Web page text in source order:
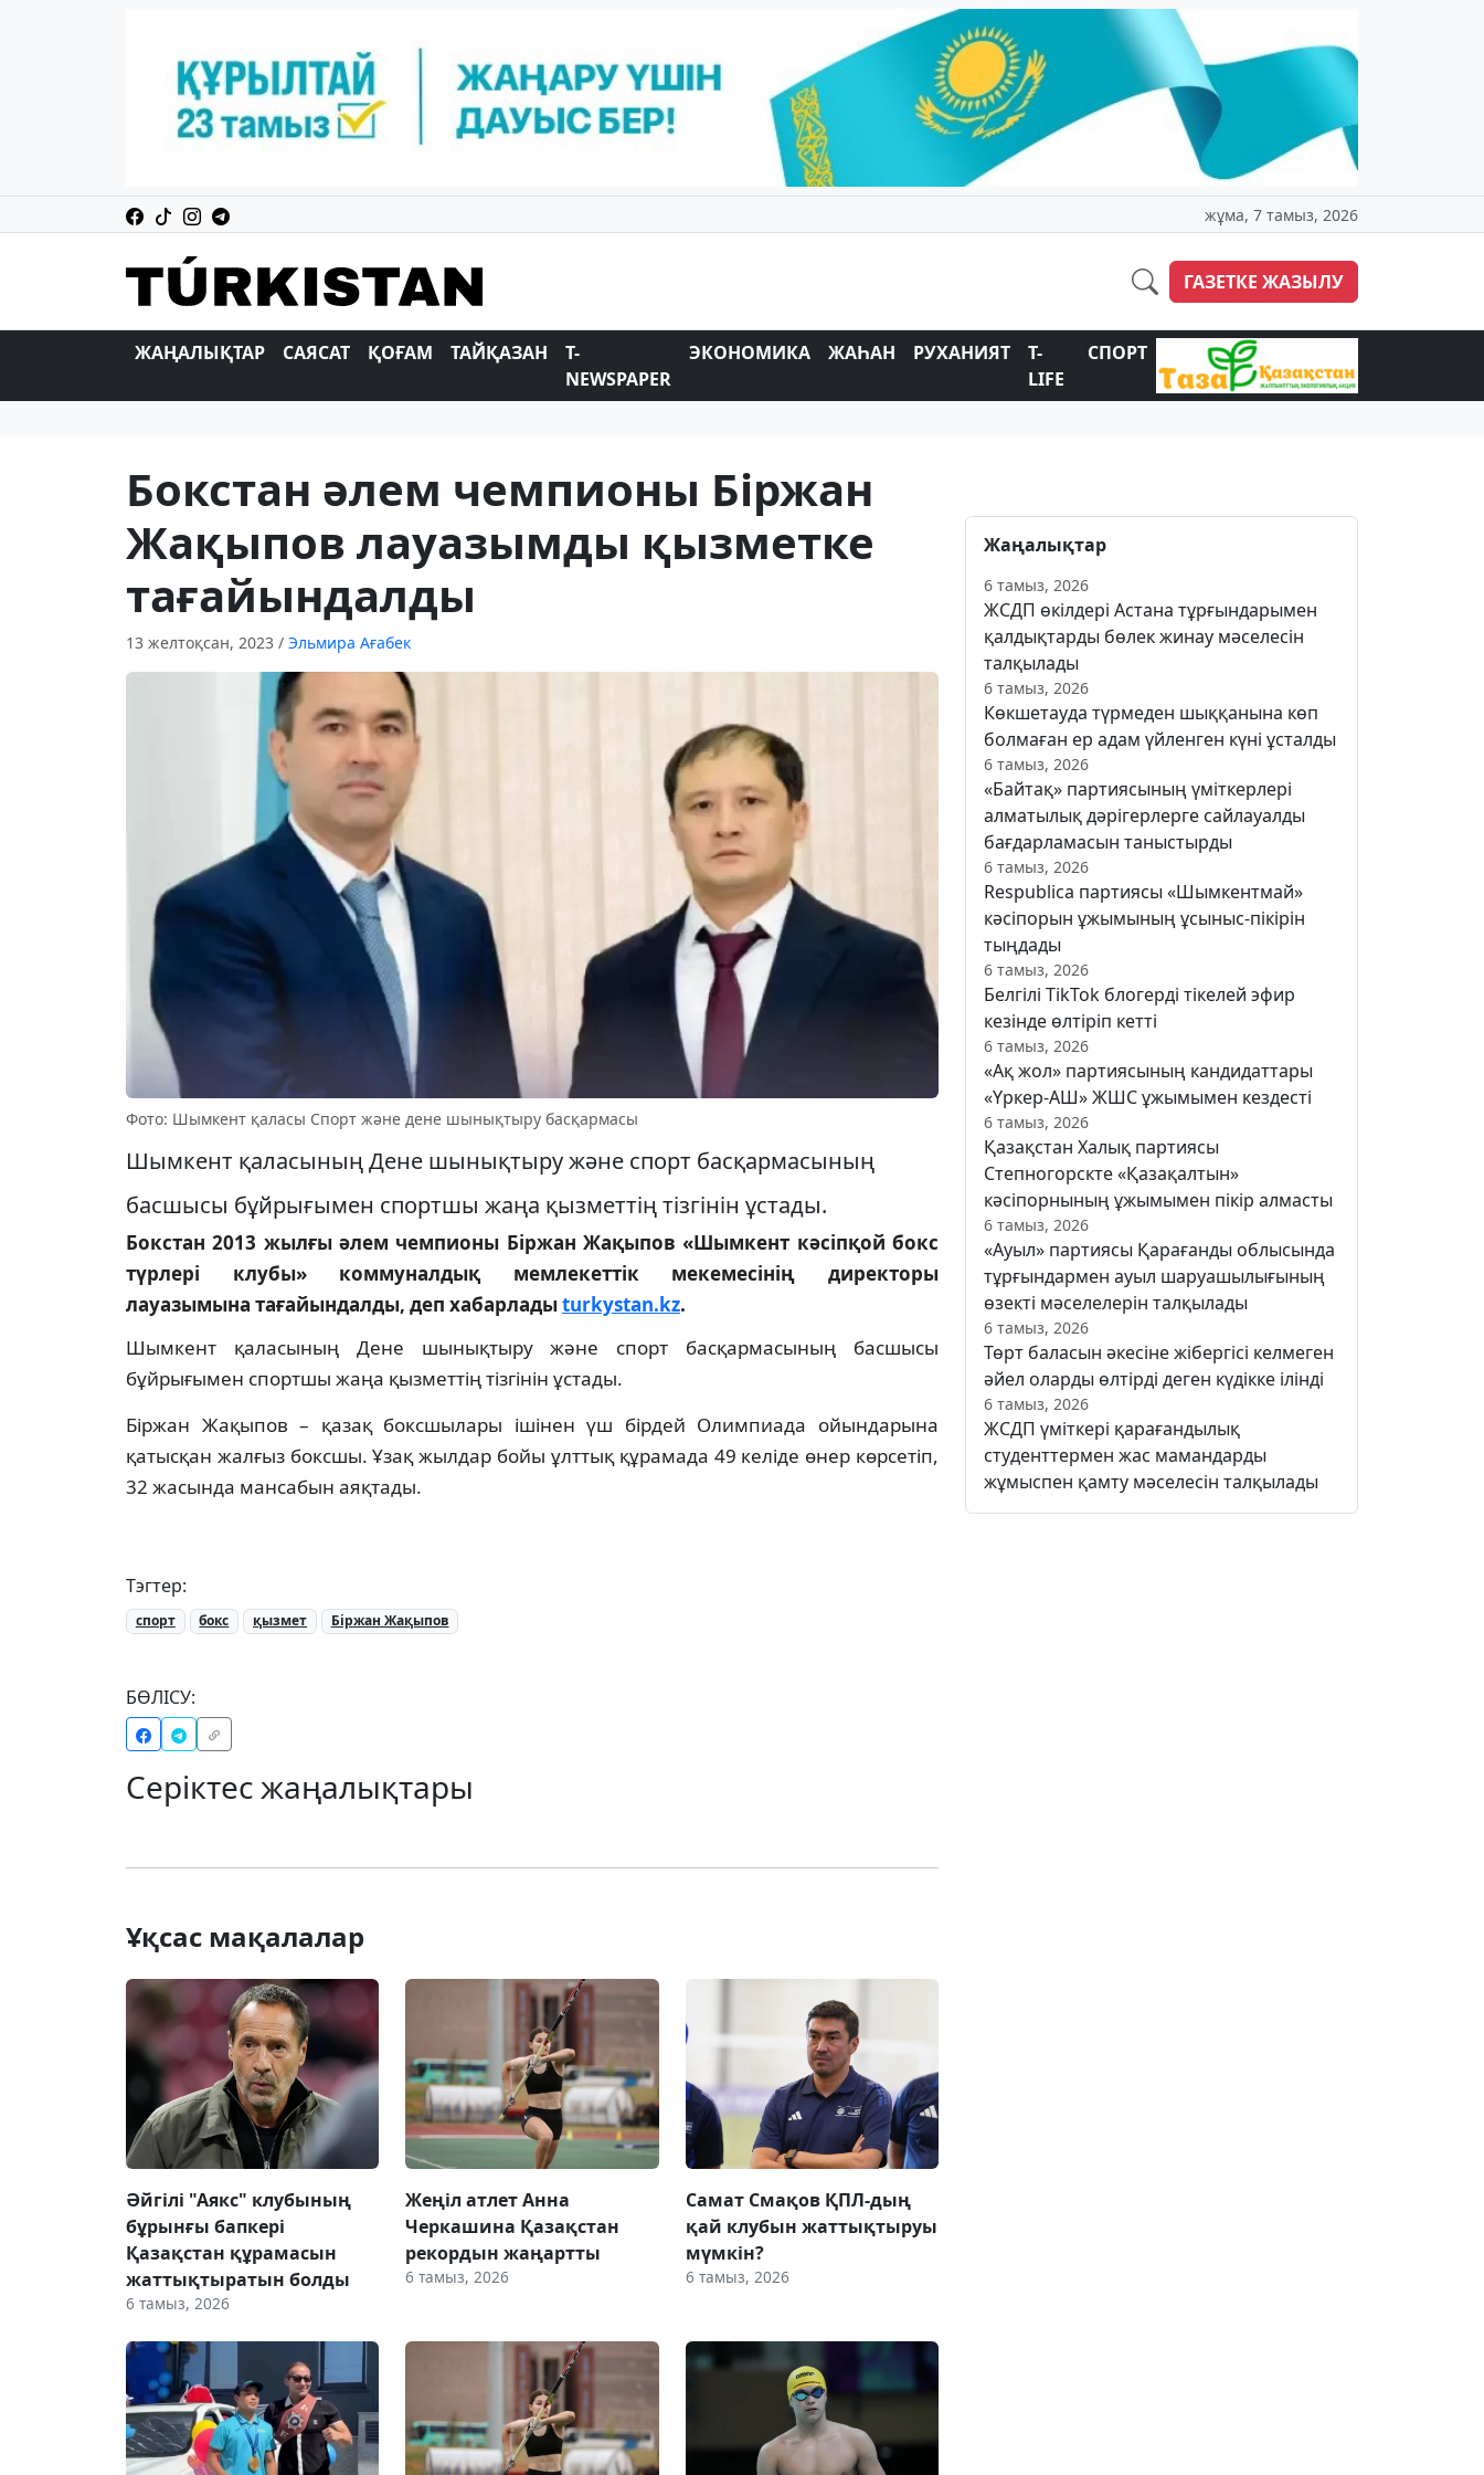
жұма, 7 тамыз, 2026
ГАЗЕТКЕ ЖАЗЫЛУ
ЖАҢАЛЫҚТАР САЯСАТ ҚОҒАМ ТАЙҚАЗАН
T-
NEWSPAPER
ЭКОНОМИКА ЖАҺАН РУХАНИЯТ
T-
LIFE
СПОРТ
Бокстан әлем чемпионы Біржан
Жақыпов лауазымды қызметке
тағайындалды
13 желтоқсан, 2023 / Эльмира Ағабек
Фото: Шымкент қаласы Спорт және дене шынықтыру басқармасы
Шымкент қаласының Дене шынықтыру және спорт басқармасының
басшысы бұйрығымен спортшы жаңа қызметтің тізгінін ұстады.
Бокстан 2013 жылғы әлем чемпионы Біржан Жақыпов «Шымкент кәсіпқой бокс
түрлері клубы» коммуналдық мемлекеттік мекемесінің директоры
лауазымына тағайындалды, деп хабарладыturkystan.kz.
Шымкент қаласының Дене шынықтыру және спорт басқармасының басшысы
бұйрығымен спортшы жаңа қызметтің тізгінін ұстады.
Біржан Жақыпов – қазақ боксшылары ішінен үш бірдей Олимпиада ойындарына
қатысқан жалғыз бокс­шы. Ұзақ жылдар бойы ұлттық құрамада 49 келіде өнер көрсетіп,
32 жасында мансабын аяқтады.
Тэгтер:
спорт бокс қызмет Біржан Жақыпов
БӨЛІСУ:
Серіктес жаңалықтары
Ұқсас мақалалар
Әйгілі "Аякс" клубының
бұрынғы бапкері
Қазақстан құрамасын
жаттықтыратын болды
6 тамыз, 2026
Жеңіл атлет Анна
Черкашина Қазақстан
рекордын жаңартты
6 тамыз, 2026
Самат Смақов ҚПЛ-дың
қай клубын жаттықтыруы
мүмкін?
6 тамыз, 2026
Жаңалықтар
6 тамыз, 2026
ЖСДП өкілдері Астана тұрғындарымен
қалдықтарды бөлек жинау мәселесін
талқылады
6 тамыз, 2026
Көкшетауда түрмеден шыққанына көп
болмаған ер адам үйленген күні ұсталды
6 тамыз, 2026
«Байтақ» партиясының үміткерлері
алматылық дәрігерлерге сайлауалды
бағдарламасын таныстырды
6 тамыз, 2026
Respublica партиясы «Шымкентмай»
кәсіпорын ұжымының ұсыныс-пікірін
тыңдады
6 тамыз, 2026
Белгілі TikTok блогерді тікелей эфир
кезінде өлтіріп кетті
6 тамыз, 2026
«Ақ жол» партиясының кандидаттары
«Үркер-АШ» ЖШС ұжымымен кездесті
6 тамыз, 2026
Қазақстан Халық партиясы
Степногорскте «Қазақалтын»
кәсіпорнының ұжымымен пікір алмасты
6 тамыз, 2026
«Ауыл» партиясы Қарағанды облысында
тұрғындармен ауыл шаруашылығының
өзекті мәселелерін талқылады
6 тамыз, 2026
Төрт баласын әкесіне жібергісі келмеген
әйел оларды өлтірді деген күдікке ілінді
6 тамыз, 2026
ЖСДП үміткері қарағандылық
студенттермен жас мамандарды
жұмыспен қамту мәселесін талқылады